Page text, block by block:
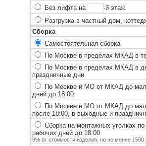
Без лифта на
-й этаж
Разгрузка в частный дом,
Сборка
Самостоятельная сборка
По Москве в пределах МКАД в
По Москве в пределах МКАД в
праздничные дни
По Москве и МО от МКАД до
дней до 18:00
По Москве и МО от МКАД до
после 18:00, в выходные и
Сборка на монтажных уголках
рабочих дней до 18:00
9% от стоимости изделия, но не менее 1500